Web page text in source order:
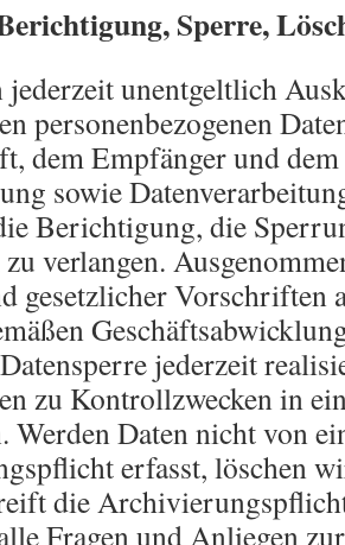
Sperre,
jederzeit unentgeltlich
personenbezogenen
dem Empfänger und
sowie
Berichtigung, die
verlangen.
gesetzlicher Vorschriften
jederzeit
zu Kontrollzwecken in
Werden Daten nicht von
erfasst, löschen
die
Fragen und Anliegen